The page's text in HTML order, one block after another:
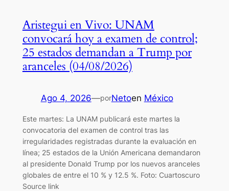
Aristegui en Vivo: UNAM
convocará hoy a examen de control;
25 estados demandan a Trump por
aranceles (04/08/2026)
Ago 4, 2026—porNetoen México
Este martes: La UNAM publicará este martes la
convocatoria del examen de control tras las
irregularidades registradas durante la evaluación en
línea; 25 estados de la Unión Americana demandaron
al presidente Donald Trump por los nuevos aranceles
globales de entre el 10 % y 12.5 %. Foto: Cuartoscuro
Source link